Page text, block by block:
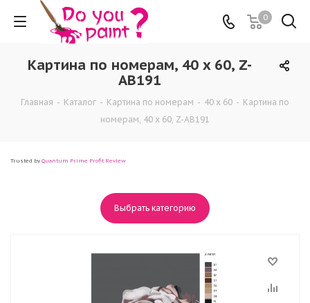
0
Картина по номерам, 40 x 60, Z-
AB191
Главная - Каталог - Картина по номерам - 40 x 60 - Картина по
номерам, 40 x 60, Z-AB191
Trusted by Quantum Prime Profit Review
Выбрать категорию